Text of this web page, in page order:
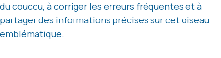
du coucou, à corriger les erreurs fréquentes et à
partager des informations précises sur cet oiseau
emblématique.